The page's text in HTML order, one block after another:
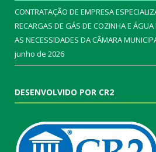
CONTRATAÇÃO DE EMPRESA
RECARGAS DE GÁS DE COZINHA E
AS NECESSIDADES DA CÂMARA
junho de 2026
DESENVOLVIDO POR CR2